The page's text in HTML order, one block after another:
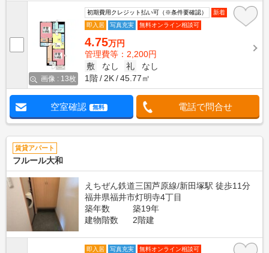
画像 : 13枚
初期費用クレジット払い可（※条件要確認）
新着
即入居
写真充実 無料オンライン相談可
4.75万円
管理費等：2,200円
敷
なし 礼
なし
1階
2K 45.77㎡
空室確認 無料 電話で問合せ
賃貸アパート
フルール大和
えちぜん鉄道三国芦原線/新田塚駅 徒歩11分
福井県福井市灯明寺4丁目
築年数
築19年
建物階数
2階建
即入居 写真充実
無料オンライン相談可